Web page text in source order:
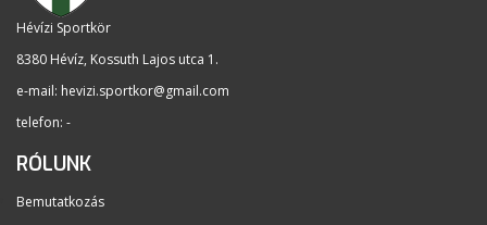
Hévízi Sportkör
8380 Hévíz, Kossuth Lajos utca 1 .
e-mail: hevizi.sportkor@gmail.com
telefon: -
RÓLUNK
Bemutatkozás